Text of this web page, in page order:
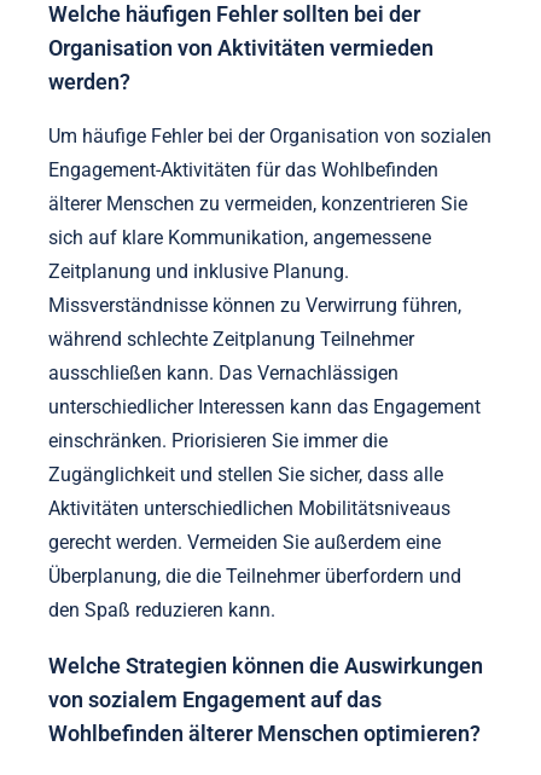
Welche häufigen Fehler sollten bei der
Organisation von Aktivitäten vermieden
werden?
Um häufige Fehler bei der Organisation von sozialen
Engagement-Aktivitäten für das Wohlbefinden
älterer Menschen zu vermeiden, konzentrieren Sie
sich auf klare Kommunikation, angemessene
Zeitplanung und inklusive Planung.
Missverständnisse können zu Verwirrung führen,
während schlechte Zeitplanung Teilnehmer
ausschließen kann. Das Vernachlässigen
unterschiedlicher Interessen kann das Engagement
einschränken. Priorisieren Sie immer die
Zugänglichkeit und stellen Sie sicher, dass alle
Aktivitäten unterschiedlichen Mobilitätsniveaus
gerecht werden. Vermeiden Sie außerdem eine
Überplanung, die die Teilnehmer überfordern und
den Spaß reduzieren kann.
Welche Strategien können die Auswirkungen
von sozialem Engagement auf das
Wohlbefinden älterer Menschen optimieren?